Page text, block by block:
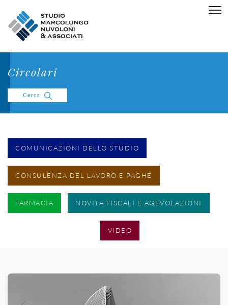
Circolari
Cerca
COMUNICAZIONI DELLO STUDIO
CONSULENZA DEL LAVORO E PAGHE
FARMACIA NOVITÀ FISCALI E AGEVOLAZIONI
VIDEO